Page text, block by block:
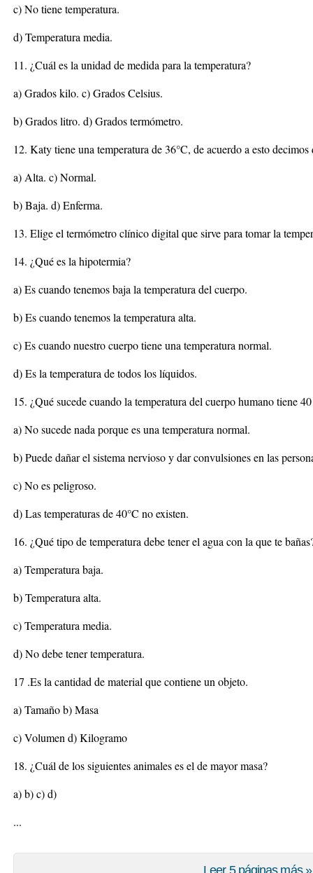
c) No tiene temperatura.
d) Temperatura media.
11. ¿Cuál es la unidad de medida para la temperatura?
a) Grados kilo. c) Grados Celsius.
b) Grados litro. d) Grados termómetro.
12. Katy tiene una temperatura de 36°C, de acuerdo a esto decimos
a) Alta. c) Normal.
b) Baja. d) Enferma.
13. Elige el termómetro clínico digital que sirve para tomar la
14. ¿Qué es la hipotermia?
a) Es cuando tenemos baja la temperatura del cuerpo.
b) Es cuando tenemos la temperatura alta.
c) Es cuando nuestro cuerpo tiene una temperatura normal.
d) Es la temperatura de todos los líquidos.
15. ¿Qué sucede cuando la temperatura del cuerpo humano tiene
a) No sucede nada porque es una temperatura normal.
b) Puede dañar el sistema nervioso y dar convulsiones en las
c) No es peligroso.
d) Las temperaturas de 40°C no existen.
16. ¿Qué tipo de temperatura debe tener el agua con la que te
a) Temperatura baja.
b) Temperatura alta.
c) Temperatura media.
d) No debe tener temperatura.
17 .Es la cantidad de material que contiene un objeto.
a) Tamaño b) Masa
c) Volumen d) Kilogramo
18. ¿Cuál de los siguientes animales es el de mayor masa?
a) b) c) d)
...
Leer 5 páginas más »